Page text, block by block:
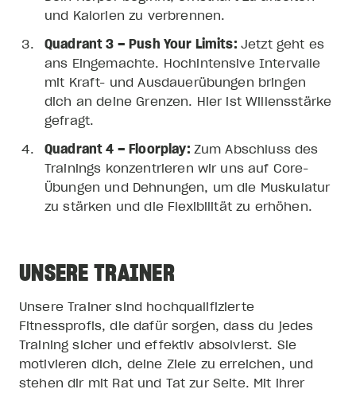
und Kalorien zu verbrennen.
Quadrant 3 – Push Your Limits: Jetzt geht es
ans Eingemachte. Hochintensive Intervalle
mit Kraft- und Ausdauerübungen bringen
dich an deine Grenzen. Hier ist Willensstärke
gefragt.
Quadrant 4 – Floorplay: Zum Abschluss des
Trainings konzentrieren wir uns auf Core-
Übungen und Dehnungen, um die Muskulatur
zu stärken und die Flexibilität zu erhöhen.
UNSERE TRAINER
Unsere Trainer sind hochqualifizierte
Fitnessprofis, die dafür sorgen, dass du jedes
Training sicher und effektiv absolvierst. Sie
motivieren dich, deine Ziele zu erreichen, und
stehen dir mit Rat und Tat zur Seite. Mit ihrer